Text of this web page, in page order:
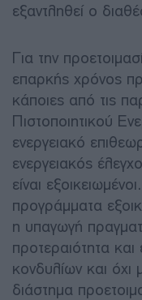
εξαντληθεί ο
Για την
επαρκής χρόνος
κάποιες από τις
Πιστοποιητικού
ενεργειακό
ενεργειακός
είναι
προγράμματα
η υπαγωγή
προτεραιότητα
κονδυλίων και
διάστημα